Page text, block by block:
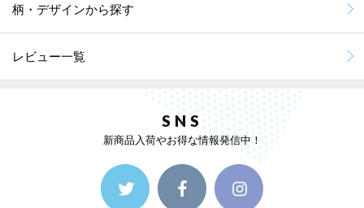
柄・デザインから探す
レビュー一覧
SNS
新商品入荷やお得な情報発信中！